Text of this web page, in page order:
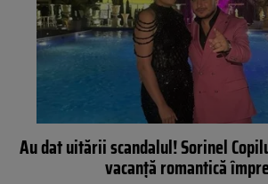
Au dat uitării scandalul! Sorinel
vacanță romantică